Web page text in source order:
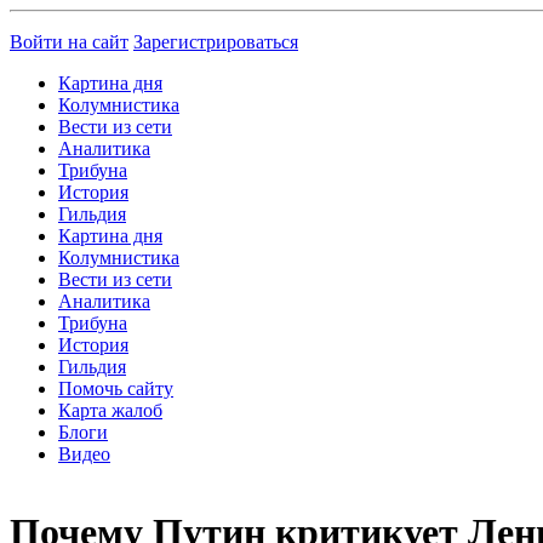
Войти на сайт Зарегистрироваться
Картина дня
Колумнистика
Вести из сети
Аналитика
Трибуна
История
Гильдия
Картина дня
Колумнистика
Вести из сети
Аналитика
Трибуна
История
Гильдия
Помочь сайту
Карта жалоб
Блоги
Видео
Почему Путин критикует